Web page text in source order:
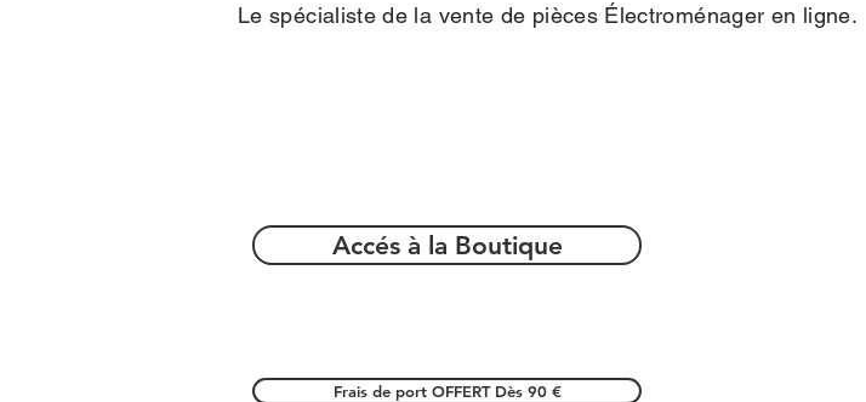
Le spécialiste de la vente de pièces Électroménager en ligne.
Accés à la Boutique
Frais de port OFFERT Dès 90 €